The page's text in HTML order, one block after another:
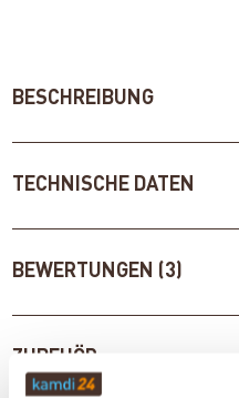
BESCHREIBUNG
TECHNISCHE DATEN
BEWERTUNGEN (3)
ZUBEHÖR